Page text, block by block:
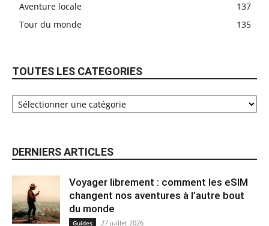
Aventure locale
137
Tour du monde
135
TOUTES LES CATEGORIES
DERNIERS ARTICLES
Voyager librement : comment les eSIM
changent nos aventures à l’autre bout
du monde
Guides 27 juillet 2026